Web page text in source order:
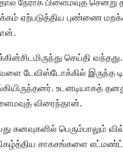
ஏற்படுத்திய புண்ணை
செய்தி
டேவிஸ்டோக்கில் இருந்த
உடனடியாகத்
விரைந்தான்.
கனவுகளில் பெரும்பாலும்
நிகழ்த்திய சாகசங்களை